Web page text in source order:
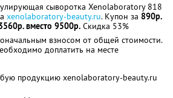
сыворотка Xenolaboratory 818
xenolaboratory-beauty.ru. Купон за 890р.
вместо 9500р. Скидка 53%
взносом от общей стоимости.
доплатить на месте
продукцию xenolaboratory-beauty.ru